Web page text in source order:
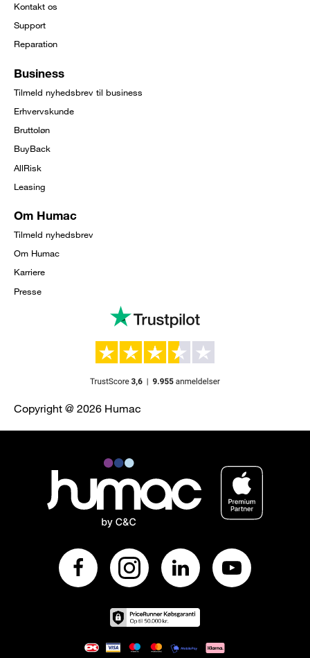
Kontakt os
Support
Reparation
Business
Tilmeld nyhedsbrev til business
Erhvervskunde
Bruttoløn
BuyBack
AllRisk
Leasing
Om Humac
Tilmeld nyhedsbrev
Om Humac
Karriere
Presse
Copyright @ 2026 Humac